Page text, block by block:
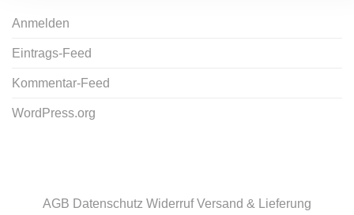
Anmelden
Eintrags-Feed
Kommentar-Feed
WordPress.org
AGB Datenschutz Widerruf Versand & Lieferung